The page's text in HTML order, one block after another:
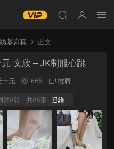
絲慕寫真 正文
文欣 – JK制服心跳
一元 665 推廣
覽8張，共85張 登錄